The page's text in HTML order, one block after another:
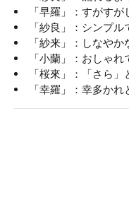
「早羅」：すがす
「紗良」：シンプ
「紗来」：しなや
「小蘭」：おしゃ
「桜來」：「さら
「幸羅」：幸多か